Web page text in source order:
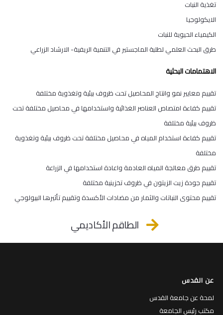
تغذية النبات
الايكولوجيا
الكيمياء الحيوية للنبات
طرق البحث العلمي لطلبة الماجستير في التنمية الريفية- الارشاد الزراعي
الاهتمامات البحثية
تقييم معايير نمو وانتاج المحاصيل تحت ظروف بيئية وتغذوية مختلفة
تقييم كفاءة امتصاص العناصر الغذائية واستخدامها في محاصيل مختلفة تحت
ظروف بيئية مختلفة
تقييم كفاءة استخدام المياه في محاصيل مختلفة تحت ظروف بيئية وتغذوية
مختلفة
تقييم طرق معالجة المياه العادمة واعادة استخدامها في الزراعة
تقييم جودة زيت الزيتون في ظروف تخزينية مختلفة
تقييم محتوى النباتات والثمار من مضادات الأكسدة وتقييم تأثيرها البيولوجي
الطاقم الأكاديمي
عن القدس
لمحة عن جامعة القدس
مكتب رئيس الجامعة